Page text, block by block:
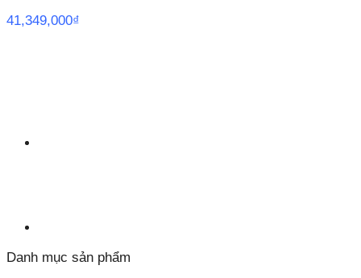
41,349,000₫
Danh mục sản phẩm